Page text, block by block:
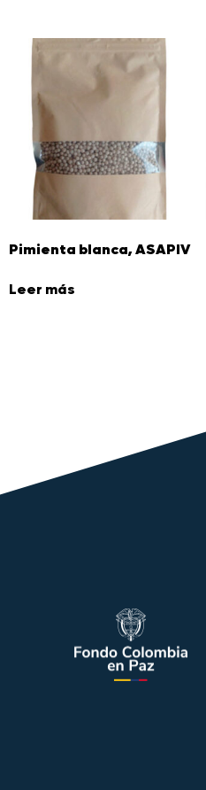
Pimienta blanca, ASAPIV
Leer más